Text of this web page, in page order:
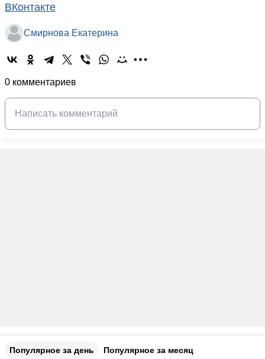
ВКонтакте
Смирнова Екатерина
0 комментариев
Популярное за день Популярное за месяц